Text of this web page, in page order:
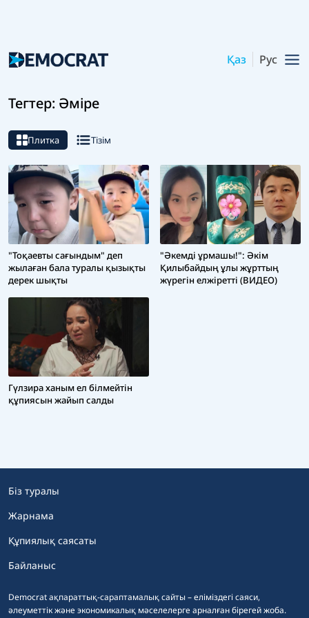
Қаз Рус
Тегтер: Әміре
Плитка Тізім
"Тоқаевты сағындым" деп
жылаған бала туралы қызықты
дерек шықты
"Әкемді ұрмашы!": Әкім
Қилыбайдың ұлы жұрттың
жүрегін елжіретті (ВИДЕО)
Гүлзира ханым ел білмейтін
құпиясын жайып салды
Democrat ақпараттық-сараптамалық сайты – еліміздегі саяси,
әлеуметтік және экономикалық мәселелерге арналған бірегей жоба.
Біз туралы
Жарнама
Құпиялық саясаты
Байланыс